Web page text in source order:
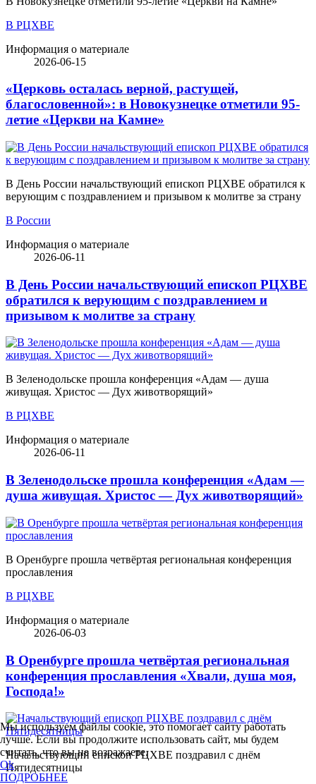
В РЦХВЕ
Информация о материале
2026-06-15
«Церковь осталась верной, растущей,
благословенной»: в Новокузнецке отметили 95-
летие «Церкви на Камне»
В День России начальствующий епископ РЦХВЕ обратился к
верующим с поздравлением и призывом к молитве за страну
В России
Информация о материале
2026-06-11
В День России начальствующий епископ РЦХВЕ
обратился к верующим с поздравлением и
призывом к молитве за страну
В Зеленодольске прошла конференция «Адам — душа
живущая. Христос — Дух животворящий»
В РЦХВЕ
Информация о материале
2026-06-11
В Зеленодольске прошла конференция «Адам —
душа живущая. Христос — Дух животворящий»
В Оренбурге прошла четвёртая региональная конференция
прославления
В РЦХВЕ
Информация о материале
2026-06-03
В Оренбурге прошла четвёртая региональная
конференция прославления «Хвали, душа моя,
Господа!»
Начальствующий епископ РЦХВЕ поздравил с днём
Пятидесятницы
Мы используем файлы cookie, это помогает сайту работать
лучше. Если вы продолжите использовать сайт, мы будем
считать, что вы не возражаете.
Ok
ПОДРОБНЕЕ